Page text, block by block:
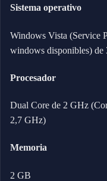
Sistema operativo
Windows Vista (Service
windows disponibles) de
Procesador
Dual Core de 2 GHz
2,7 GHz)
Memoria
2 GB